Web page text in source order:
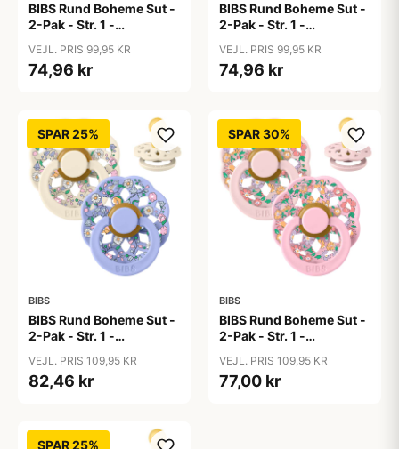
BIBS Rund Boheme Sut -
2-Pak - Str. 1 -
Pink/Plum
VEJL. PRIS 99,95 KR
74,96 kr
BIBS Rund Boheme Sut -
2-Pak - Str. 1 -
Bubblegum/Peri
VEJL. PRIS 99,95 KR
74,96 kr
SPAR 25%
BIBS
BIBS Rund Boheme Sut -
2-Pak - Str. 1 -
Chloe Meadow/Ivory
Mix
VEJL. PRIS 109,95 KR
82,46 kr
SPAR 30%
BIBS
BIBS Rund Boheme Sut -
2-Pak - Str. 1 -
Oscar Meadow/Blossom
Mix
VEJL. PRIS 109,95 KR
77,00 kr
SPAR 25%